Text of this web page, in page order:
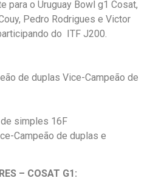
para o Uruguay Bowl g1 Cosat,
Pedro Rodrigues e Victor
do ITF J200.
de duplas Vice-Campeão de
simples 16F
Campeão de duplas e
– COSAT G1: